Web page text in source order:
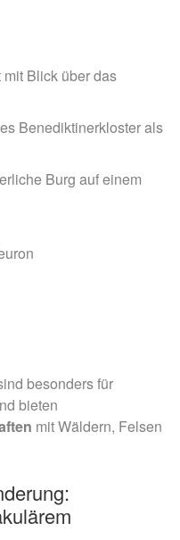
Blick über das
Benediktinerkloster als
Burg auf einem
besonders für
bieten
mit Wäldern, Felsen